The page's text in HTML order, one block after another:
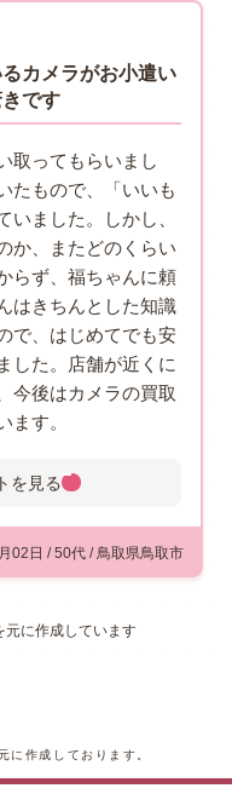
カメラがお小遣い
です
取ってもらいまし
たもので、「いいも
ました。しかし、
か、またどのくらい
らず、福ちゃんに頼
はきちんとした知識
で、はじめてでも安
した。店舗が近くに
今後はカメラの買取
ます。
ント
いのお客様よりご
ミヤの『M645』
らは1975年に発売
た動作に問題がな
うことを考慮し、
を 見る
02日 / 50代 / 鳥取県鳥取市
元に作成しています
に作成しております。